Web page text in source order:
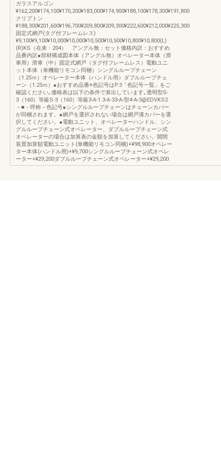
ガラスアルゴン
¥162,200¥174,100¥170,200¥183,000¥174,900¥188,100¥178,300¥191,800
クリプトン
¥188,300¥201,600¥196,700¥209,800¥209,300¥222,600¥212,000¥225,300
固定式網戸(タグ付フレームレス)
¥9,100¥9,100¥10,000¥10,000¥10,500¥10,500¥10,800¥10,800(L)
(R)KS（在来・204） アングル無：セット価格内訳：おすすめ
品番内訳●部材構成図本体（アングル無）オペレーター本体（滑
車用）滑車（中）固定式網戸（タグ付フレームレス）電動ユニ
ット本体（単機能リモコン同梱）シングルループチェーン
（1.25ｍ）オペレーター本体（ハンドル用）ダブルループチェ
ーン（1.25ｍ）●おすすめ品番※色記号はP.3「色記号一覧」をご
確認ください｡価格表は以下の条件で算出しています｡透明型S-
3（160）等級S-3（160）等級3-A-1.3-A-33-A-型4-A-3@EDVKS2
－■－呼称－色記号●シングルループチェーンはチェーンカバー
が同梱されます。●網戸を選択されない場合は網戸溝カバーを選
択してください。●電動ユニット、オペレーターハンドル、シン
グルループチェーン式オペレーター、ダブルループチェーン式
オペレーターの場合は加算表の金額を加算してください。開閉
装置加算額電動ユニット(単機能リモコン同梱)+¥98,900オペレー
ター本体(ハンドル用)+¥9,700シングルループチェーン式オペレ
ーター+¥29,200ダブルループチェーン式オペレーター+¥29,200